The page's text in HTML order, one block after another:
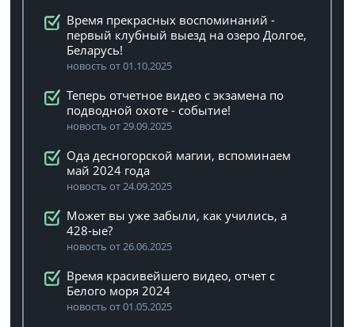
Время прекрасных воспоминаний -
первый клубный выезд на озеро Долгое,
Беларусь!
новость от 01.10.2025
Теперь отчетное видео с экзамена по
подводной охоте - событие!
новость от 29.09.2025
Ода десногорской магии, вспоминаем
май 2024 года
новость от 24.09.2025
Может вы уже забыли, как учились, а
428-ые?
новость от 26.06.2025
Время красивейшего видео, отчет с
Белого моря 2024
новость от 01.05.2025